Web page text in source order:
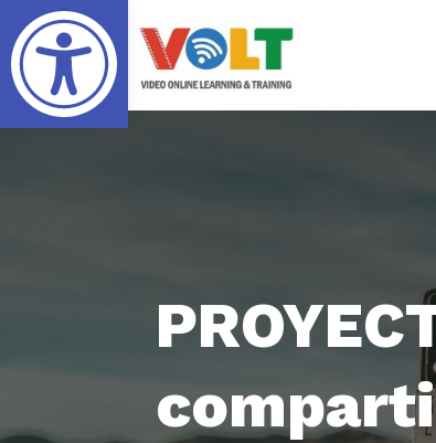
Abrir barra de